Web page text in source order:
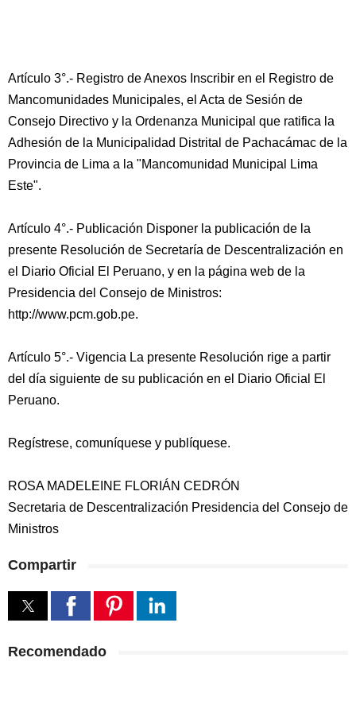
Artículo 3°.- Registro de Anexos Inscribir en el Registro de
Mancomunidades Municipales, el Acta de Sesión de
Consejo Directivo y la Ordenanza Municipal que ratifica la
Adhesión de la Municipalidad Distrital de Pachacámac de la
Provincia de Lima a la "Mancomunidad Municipal Lima
Este".
Artículo 4°.- Publicación Disponer la publicación de la
presente Resolución de Secretaría de Descentralización en
el Diario Oficial El Peruano, y en la página web de la
Presidencia del Consejo de Ministros:
http://www.pcm.gob.pe.
Artículo 5°.- Vigencia La presente Resolución rige a partir
del día siguiente de su publicación en el Diario Oficial El
Peruano.
Regístrese, comuníquese y publíquese.
ROSA MADELEINE FLORIÁN CEDRÓN
Secretaria de Descentralización Presidencia del Consejo de
Ministros
Compartir
Recomendado